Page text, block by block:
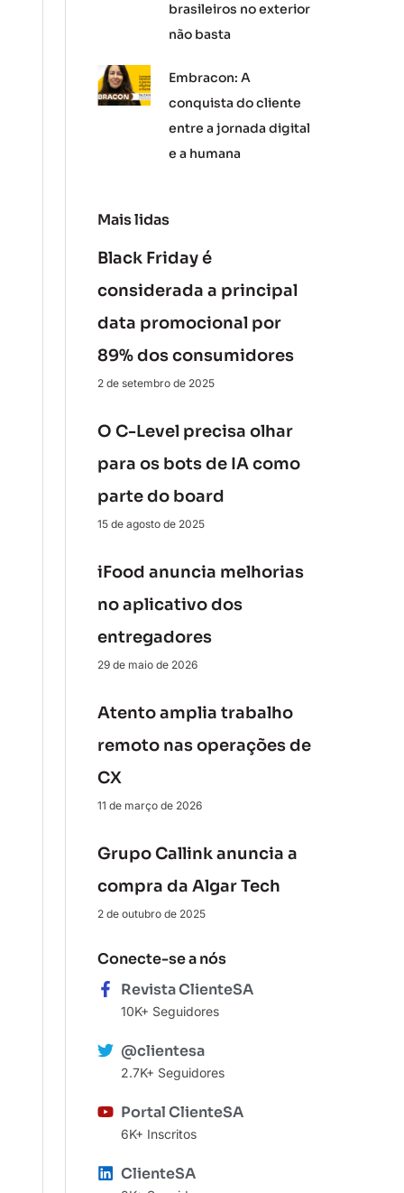
brasileiros no exterior
não basta
Embracon: A
conquista do cliente
entre a jornada digital
e a humana
Mais lidas
Black Friday é
considerada a principal
data promocional por
89% dos consumidores
2 de setembro de 2025
O C-Level precisa olhar
para os bots de IA como
parte do board
15 de agosto de 2025
iFood anuncia melhorias
no aplicativo dos
entregadores
29 de maio de 2026
Atento amplia trabalho
remoto nas operações de
CX
11 de março de 2026
Grupo Callink anuncia a
compra da Algar Tech
2 de outubro de 2025
Conecte-se a nós
Revista ClienteSA
10K+ Seguidores
@clientesa
2.7K+ Seguidores
Portal ClienteSA
6K+ Inscritos
ClienteSA